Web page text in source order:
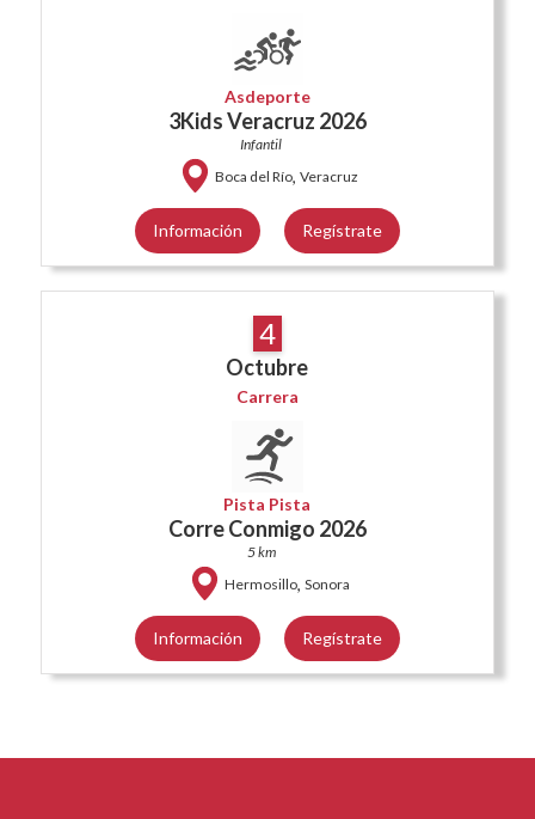
Asdeporte
3Kids Veracruz 2026
Infantil
Boca del Río, Veracruz
Información Regístrate
4
Octubre
Carrera
Pista Pista
Corre Conmigo 2026
5 km
Hermosillo, Sonora
Información Regístrate